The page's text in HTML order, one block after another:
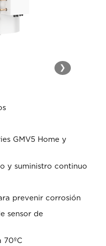
❯
GMV5 Home y
y suministro continuo
prevenir corrosión
sensor de
70ºC